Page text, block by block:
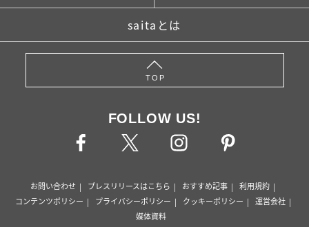
saitaとは
TOP
FOLLOW US!
お問い合わせ プレスリリースはこちら おすすめ記事
利用規約
コンテンツポリシー
プライバシーポリシー クッキーポリシー
運営会社
媒体資料